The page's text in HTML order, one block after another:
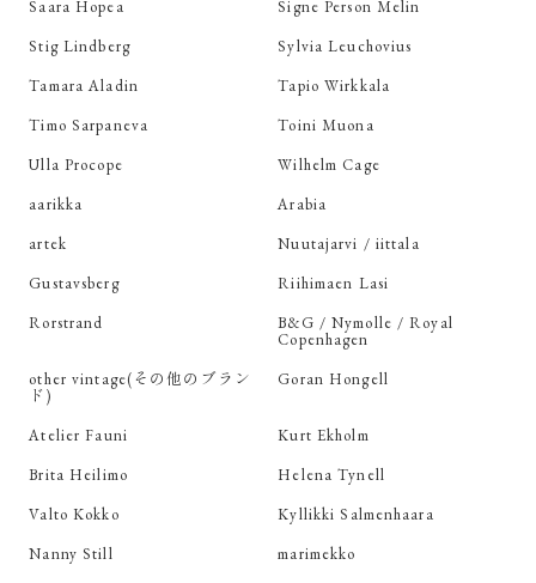
Saara Hopea
Signe Person Melin
Stig Lindberg
Sylvia Leuchovius
Tamara Aladin
Tapio Wirkkala
Timo Sarpaneva
Toini Muona
Ulla Procope
Wilhelm Cage
aarikka
Arabia
artek
Nuutajarvi / iittala
Gustavsberg
Riihimaen Lasi
Rorstrand
B&G / Nymolle / Royal
Copenhagen
other vintage(その他のブラン
ド)
Goran Hongell
Atelier Fauni
Kurt Ekholm
Brita Heilimo
Helena Tynell
Valto Kokko
Kyllikki Salmenhaara
Nanny Still
marimekko